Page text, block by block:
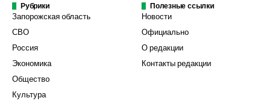
Рубрики
Запорожская область
СВО
Россия
Экономика
Общество
Культура
Полезные ссылки
Новости
Официально
О редакции
Контакты редакции